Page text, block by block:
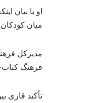
او با بیان
میان کودکان
مدیرکل
فرهنگ
تأکید قاری